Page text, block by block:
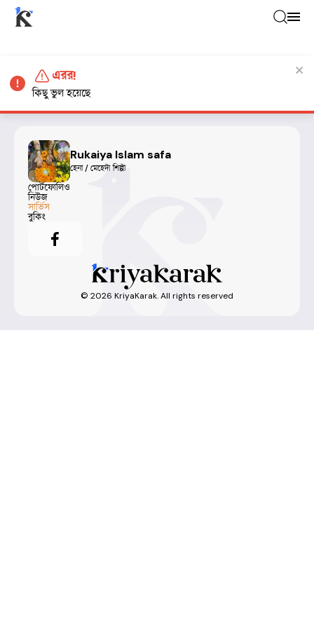
Rukaiya Islam safa
হেনা / মেহেদী শিল্পী
পোর্টফোলিও
নিউজ
সার্ভিস
বুকিং
© 2026 KriyaKarak. All rights reserved
এরর!
কিছু ভুল হয়েছে